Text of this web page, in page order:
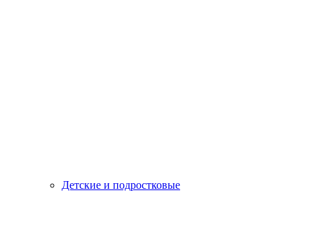
Детские и подростковые